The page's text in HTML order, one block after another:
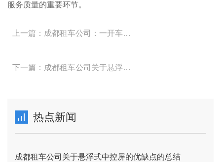
服务质量的重要环节。
上一篇：成都租车公司：一开车门地上的投影灯叫什么？
下一篇：成都租车公司关于悬浮式中控屏的优缺点的总结
热点新闻
成都租车公司关于悬浮式中控屏的优缺点的总结